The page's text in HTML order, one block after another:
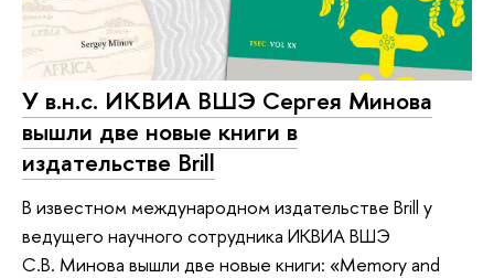
У в.н.с. ИКВИА ВШЭ Сергея Минова
вышли две новые книги в
издательстве Brill
В известном международном издательстве Brill у
ведущего научного сотрудника ИКВИА ВШЭ
С.В. Минова вышли две новые книги: «Memory and